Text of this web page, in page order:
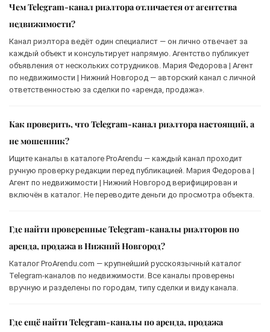
Чем Telegram-канал риэлтора отличается от агентства
недвижимости?
Канал риэлтора ведёт один специалист — он лично отвечает за
каждый объект и консультирует напрямую. Агентство публикует
объявления от нескольких сотрудников. Мария Федорова | Агент
по недвижимости | Нижний Новгород — авторский канал с личной
ответственностью за сделки по «аренда, продажа».
Как проверить, что Telegram-канал риэлтора настоящий, а
не мошенник?
Ищите каналы в каталоге ProArendu — каждый канал проходит
ручную проверку редакции перед публикацией. Мария Федорова |
Агент по недвижимости | Нижний Новгород верифицирован и
включён в каталог. Не переводите деньги до просмотра объекта.
Где найти проверенные Telegram-каналы риэлторов по
аренда, продажа в Нижний Новгород?
Каталог ProArendu.com — крупнейший русскоязычный каталог
Telegram-каналов по недвижимости. Все каналы проверены
вручную и разделены по городам, типу сделки и виду канала.
Где ещё найти Telegram-каналы по аренда, продажа